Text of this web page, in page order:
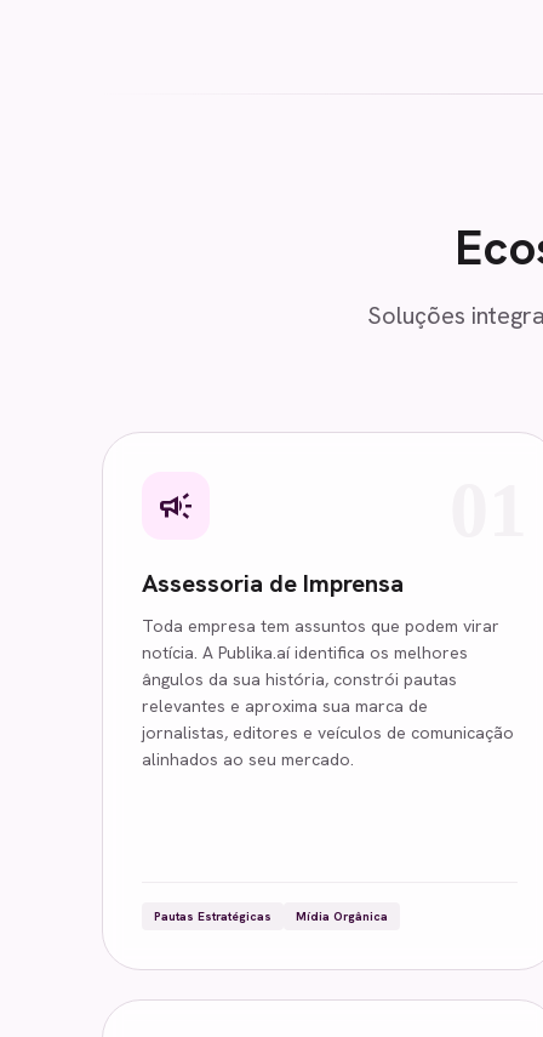
Soluções
campaign
Assessoria de Imprensa
Toda empresa tem assuntos que podem virar
notícia. A Publika.aí identifica os melhores
ângulos da sua história, constrói pautas
relevantes e aproxima sua marca de
jornalistas, editores e veículos de comunicação
alinhados ao seu mercado.
Pautas Estratégicas Mídia Orgânica